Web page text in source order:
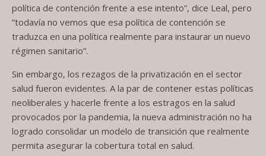
política de contención frente a ese intento”, dice Leal, pero
”todavía no vemos que esa política de contención se
traduzca en una política realmente para instaurar un nuevo
régimen sanitario”.
Sin embargo, los rezagos de la privatización en el sector
salud fueron evidentes. A la par de contener estas políticas
neoliberales y hacerle frente a los estragos en la salud
provocados por la pandemia, la nueva administración no ha
logrado consolidar un modelo de transición que realmente
permita asegurar la cobertura total en salud.